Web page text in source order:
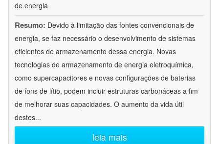
de energia
Resumo: Devido à limitação das fontes convencionais de
energia, se faz necessário o desenvolvimento de sistemas
eficientes de armazenamento dessa energia. Novas
tecnologias de armazenamento de energia eletroquímica,
como supercapacitores e novas configurações de baterias
de íons de lítio, podem incluir estruturas carbonáceas a fim
de melhorar suas capacidades. O aumento da vida útil
destes...
leia mais